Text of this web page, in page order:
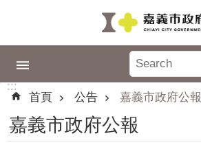
政
專
區
城
:::
首頁
公告 嘉義市政府公報
嘉義市政府公報